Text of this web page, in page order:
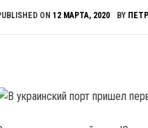
ON 12 МАРТА, 2020 BY